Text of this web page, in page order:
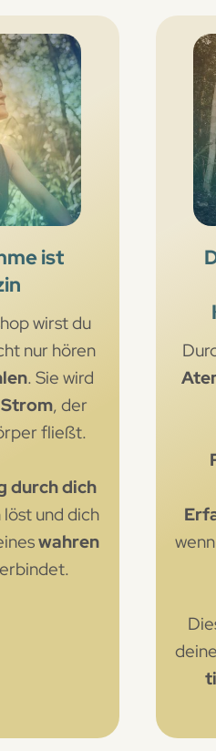
ist
wirst du
nur hören
. Sie wird
, der
fließt.
durch dich
und dich
wahren